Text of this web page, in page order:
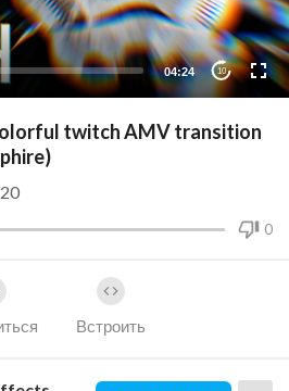
04:24 10
twitch AMV transition
0
Встроить